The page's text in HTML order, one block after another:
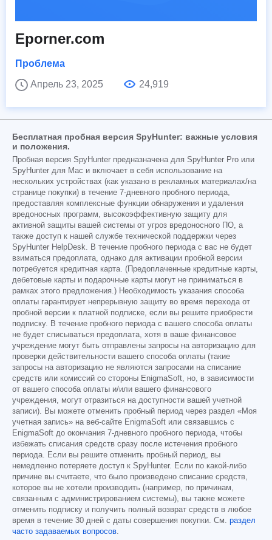
Eporner.com
Проблема
Апрель 23, 2025
24,919
Бесплатная пробная версия SpyHunter: важные условия
и положения.
Пробная версия SpyHunter предназначена для SpyHunter Pro или
SpyHunter для Mac и включает в себя использование на
нескольких устройствах (как указано в рекламных материалах/на
странице покупки) в течение 7-дневного пробного периода,
предоставляя комплексные функции обнаружения и удаления
вредоносных программ, высокоэффективную защиту для
активной защиты вашей системы от угроз вредоносного ПО, а
также доступ к нашей службе технической поддержки через
SpyHunter HelpDesk. В течение пробного периода с вас не будет
взиматься предоплата, однако для активации пробной версии
потребуется кредитная карта. (Предоплаченные кредитные карты,
дебетовые карты и подарочные карты могут не приниматься в
рамках этого предложения.) Необходимость указания способа
оплаты гарантирует непрерывную защиту во время перехода от
пробной версии к платной подписке, если вы решите приобрести
подписку. В течение пробного периода с вашего способа оплаты
не будет списываться предоплата, хотя в ваше финансовое
учреждение могут быть отправлены запросы на авторизацию для
проверки действительности вашего способа оплаты (такие
запросы на авторизацию не являются запросами на списание
средств или комиссий со стороны EnigmaSoft, но, в зависимости
от вашего способа оплаты и/или вашего финансового
учреждения, могут отразиться на доступности вашей учетной
записи). Вы можете отменить пробный период через раздел «Моя
учетная запись» на веб-сайте EnigmaSoft или связавшись с
EnigmaSoft до окончания 7-дневного пробного периода, чтобы
избежать списания средств сразу после истечения пробного
периода. Если вы решите отменить пробный период, вы
немедленно потеряете доступ к SpyHunter. Если по какой-либо
причине вы считаете, что было произведено списание средств,
которое вы не хотели производить (например, по причинам,
связанным с администрированием системы), вы также можете
отменить подписку и получить полный возврат средств в любое
время в течение 30 дней с даты совершения покупки. См. раздел
часто задаваемых вопросов